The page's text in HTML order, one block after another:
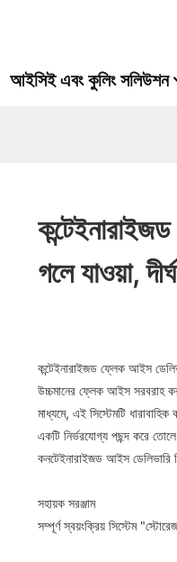
আইসিই এবং কুলিং সলিউশন
গলে যাওয়া,
কন্টেইনারাইজড ফ্লেক আইস
উচ্চমানের ফ্লেক আইস সরবরাহ
মাধ্যমে, এই সিস্টেমটি
একটি নির্ভরযোগ্য পছন্দ করে
কনটেইনারাইজড আইস ডেলিভারি
সহায়ক সরঞ্জাম
সম্পূর্ণ স্বয়ংক্রিয় সিস্টেম